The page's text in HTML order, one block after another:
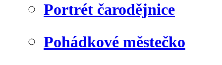
Portrét čarodějnice
Pohádkové městečko